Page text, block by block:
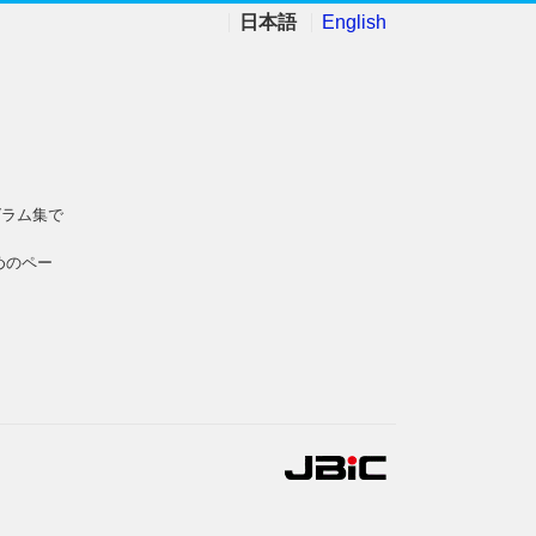
日本語 English
ム集で
のペー